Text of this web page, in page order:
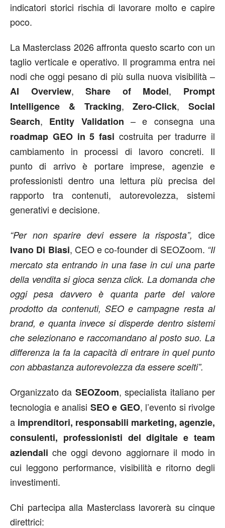
indicatori storici rischia di lavorare molto e capire
poco.
La Masterclass 2026 affronta questo scarto con un
taglio verticale e operativo. Il programma entra nei
nodi che oggi pesano di più sulla nuova visibilità –
AI Overview,Share of Model, Prompt
Intelligence & Tracking,Zero-Click, Social
Search, Entity Validation – e consegna una
roadmap GEO in 5 fasi costruita per tradurre il
cambiamento in processi di lavoro concreti. Il
punto di arrivo è portare imprese, agenzie e
professionisti dentro una lettura più precisa del
rapporto tra contenuti, autorevolezza, sistemi
generativi e decisione.
“Per non sparire devi essere la risposta”, dice
Ivano Di Biasi, CEO e co-founder di SEOZoom. “Il
mercato sta entrando in una fase in cui una parte
della vendita si gioca senza click. La domanda che
oggi pesa davvero è quanta parte del valore
prodotto da contenuti, SEO e campagne resta al
brand, e quanta invece si disperde dentro sistemi
che selezionano e raccomandano al posto suo. La
differenza la fa la capacità di entrare in quel punto
con abbastanza autorevolezza da essere scelti”.
Organizzato da SEOZoom, specialista italiano per
tecnologia e analisi SEO e GEO, l’evento si rivolge
a imprenditori, responsabili marketing, agenzie,
consulenti, professionisti del digitale e team
aziendali che oggi devono aggiornare il modo in
cui leggono performance, visibilità e ritorno degli
investimenti.
Chi partecipa alla Masterclass lavorerà su cinque
direttrici: